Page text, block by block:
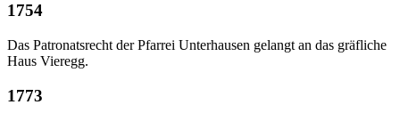
1754
Das Patronatsrecht der Pfarrei Unterhausen gelangt an das gräfliche
Haus Vieregg.
1773